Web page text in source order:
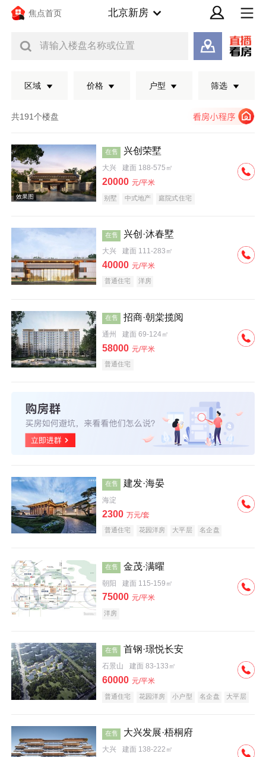
焦点首页 北京新房
请输入楼盘名称或位置
区域 价格 户型 筛选
共191个楼盘
效果图
在售 兴创荣墅
大兴 建面 188-575㎡
20000 元/平米
别墅 中式地产 庭院式住宅
在售 兴创·沐春墅
大兴 建面 111-283㎡
40000 元/平米
普通住宅 洋房
在售 招商·朝棠揽阅
通州 建面 69-124㎡
58000 元/平米
普通住宅
在售 建发·海晏
海淀
2300 万元/套
普通住宅 花园洋房 大平层
名企盘
在售 金茂·满曜
朝阳 建面 115-159㎡
75000 元/平米
洋房
在售 首钢·璟悦长安
石景山 建面 83-133㎡
60000 元/平米
普通住宅 花园洋房 小户型 名企盘 大平层
在售 大兴发展·梧桐府
大兴 建面 138-222㎡